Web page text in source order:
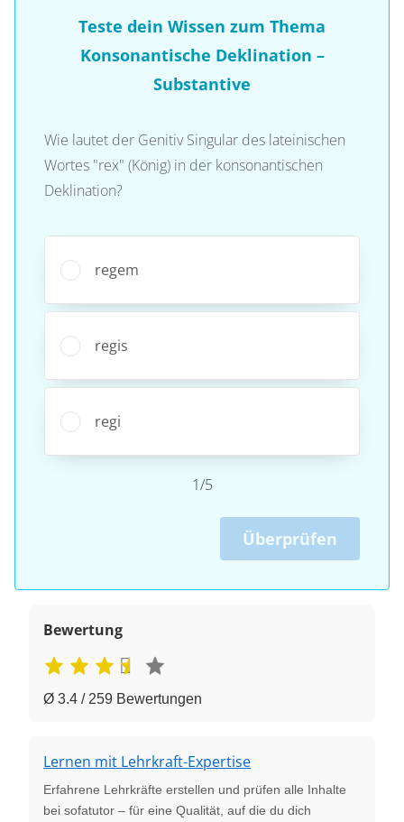
Teste dein Wissen zum Thema
Konsonantische Deklination –
Substantive
Wie lautet der Genitiv Singular des lateinischen
Wortes "rex" (König) in der konsonantischen
Deklination?
regem
regis
regi
1/5
Überprüfen
Bewertung
Ø 3.4 / 259 Bewertungen
Lernen mit Lehrkraft-Expertise
Erfahrene Lehrkräfte erstellen und prüfen alle Inhalte
bei sofatutor – für eine Qualität, auf die du dich